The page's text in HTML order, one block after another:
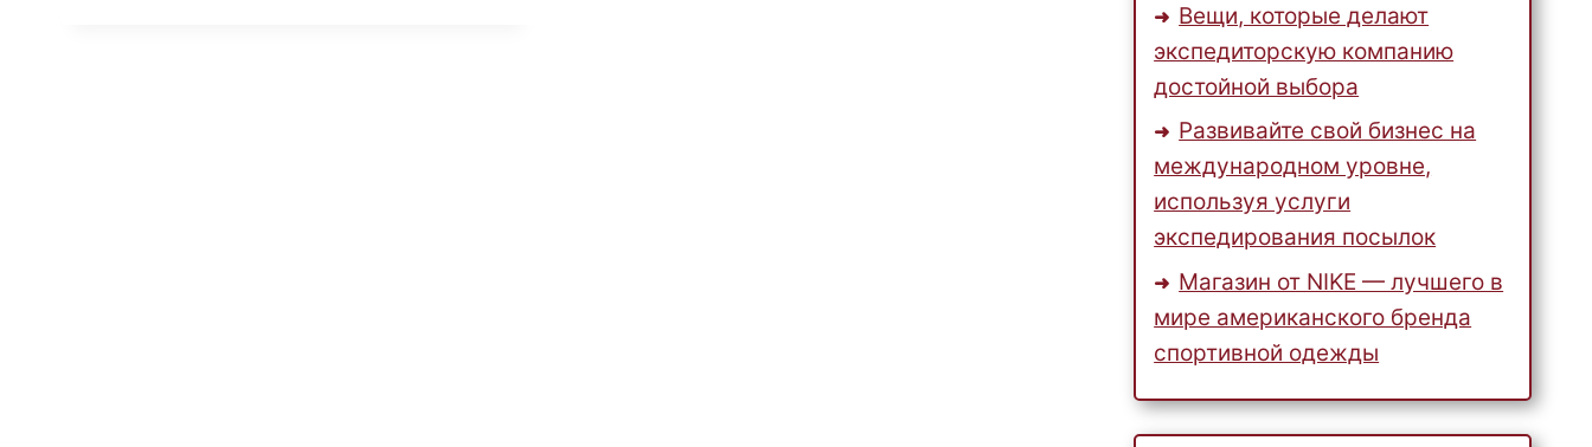
Вещи, которые делают
экспедиторскую компанию
достойной выбора
Развивайте свой бизнес на
международном уровне,
используя услуги
экспедирования посылок
Магазин от NIKE — лучшего в
мире американского бренда
спортивной одежды